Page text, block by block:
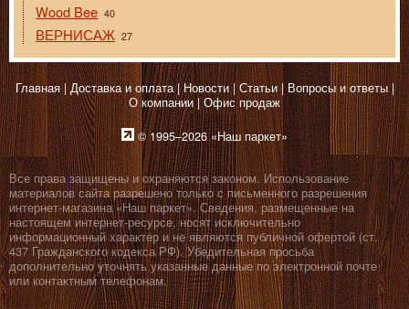
Wood Bee 40
ВЕРНИСАЖ 27
Главная Доставка и оплата Новости Статьи Вопросы и ответы
О компании Офис продаж
© 1995–2026 «Наш паркет»
Все права защищены и охраняются законом. Использование
материалов сайта разрешено только с письменного разрешения
интернет-магазина «Наш паркет». Сведения, размещенные на
настоящем интернет-ресурсе, носят исключительно
информационный характер и не являются публичной офертой (ст.
437 Гражданского кодекса РФ). Убедительная просьба
дополнительно уточнять указанные данные по электронной почте
или контактным телефонам.